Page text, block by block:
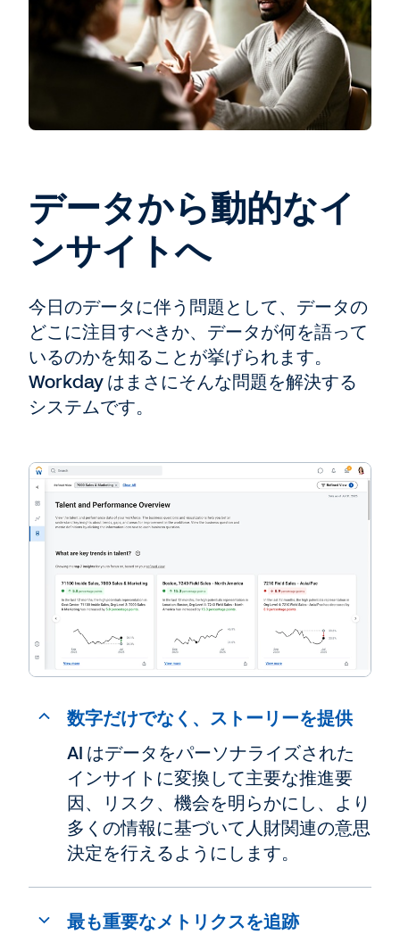
データから動的なイ
ンサイトへ
今日のデータに伴う問題として、データの
どこに注目すべきか、データが何を語って
いるのかを知ることが挙げられます。
Workday はまさにそんな問題を解決する
システムです。
数字だけでなく、ストーリーを提供
AI はデータをパーソナライズされた
インサイトに変換して主要な推進要
因、リスク、機会を明らかにし、より
多くの情報に基づいて人財関連の意思
決定を行えるようにします。
最も重要なメトリクスを追跡